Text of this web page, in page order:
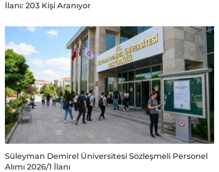
İlanı: 203 Kişi Aranıyor
Süleyman Demirel Üniversitesi Sözleşmeli Personel
Alımı 2026/1 İlanı